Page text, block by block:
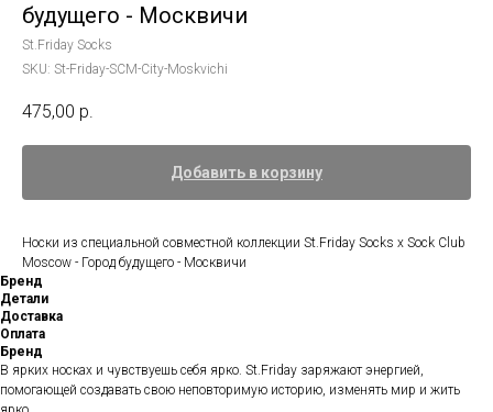
будущего - Москвичи
St.Friday Socks
SKU: St-Friday-SCM-City-Moskvichi
475,00 р.
Добавить в корзину
Носки из специальной совместной коллекции St.Friday Socks x Sock Club
Moscow - Город будущего - Москвичи
Бренд
Детали
Доставка
Оплата
Бренд
В ярких носках и чувствуешь себя ярко. St.Friday заряжают энергией,
помогающей создавать свою неповторимую историю, изменять мир и жить